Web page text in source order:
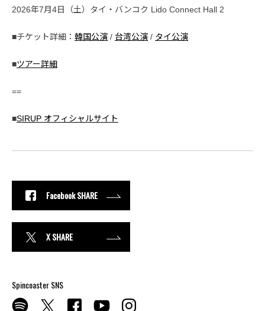
2026年7月4日（土）タイ・バンコク Lido Connect Hall 2
■チケット詳細： 韓国公演 / 台湾公演 / タイ公演
■ツアー詳細
==
■SIRUP オフィシャルサイト
Facebook SHARE
X SHARE
Spincoaster SNS